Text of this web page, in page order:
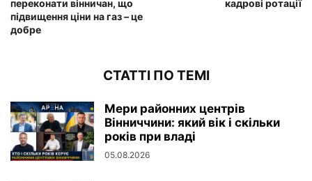
переконати вінничан, що
підвищення ціни на газ – це
добре
кадрові ротації
СТАТТІ ПО ТЕМІ
Мери районних центрів
Вінниччини: який вік і скільки
років при владі
05.08.2026